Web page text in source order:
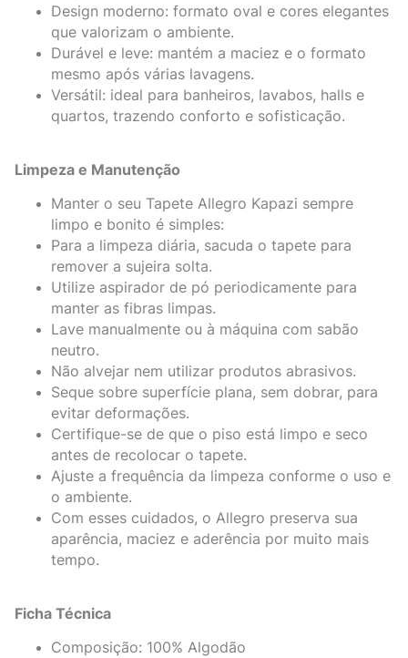
Design moderno: formato oval e cores elegantes
que valorizam o ambiente.
Durável e leve: mantém a maciez e o formato
mesmo após várias lavagens.
Versátil: ideal para banheiros, lavabos, halls e
quartos, trazendo conforto e sofisticação.
Limpeza e Manutenção
Manter o seu Tapete Allegro Kapazi sempre
limpo e bonito é simples:
Para a limpeza diária, sacuda o tapete para
remover a sujeira solta.
Utilize aspirador de pó periodicamente para
manter as fibras limpas.
Lave manualmente ou à máquina com sabão
neutro.
Não alvejar nem utilizar produtos abrasivos.
Seque sobre superfície plana, sem dobrar, para
evitar deformações.
Certifique-se de que o piso está limpo e seco
antes de recolocar o tapete.
Ajuste a frequência da limpeza conforme o uso e
o ambiente.
Com esses cuidados, o Allegro preserva sua
aparência, maciez e aderência por muito mais
tempo.
Ficha Técnica
Composição: 100% Algodão